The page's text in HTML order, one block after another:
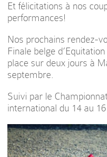
Et félicitations à nos
performances!
Nos prochains rendez-
Finale belge
place sur deux jours à
septembre.
Suivi par le
international du 14 au